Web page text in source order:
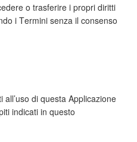
o trasferire i propri diritti
i Termini senza il consenso
di questa Applicazione
indicati in questo